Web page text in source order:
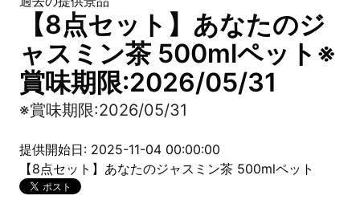
【8点セット】あなたのジ
ャスミン茶 500mlペット※
賞味期限:2026/05/31
※賞味期限:2026/05/31
提供開始日: 2025-11-04 00:00:00
【8点セット】あなたのジャスミン茶 500mlペット